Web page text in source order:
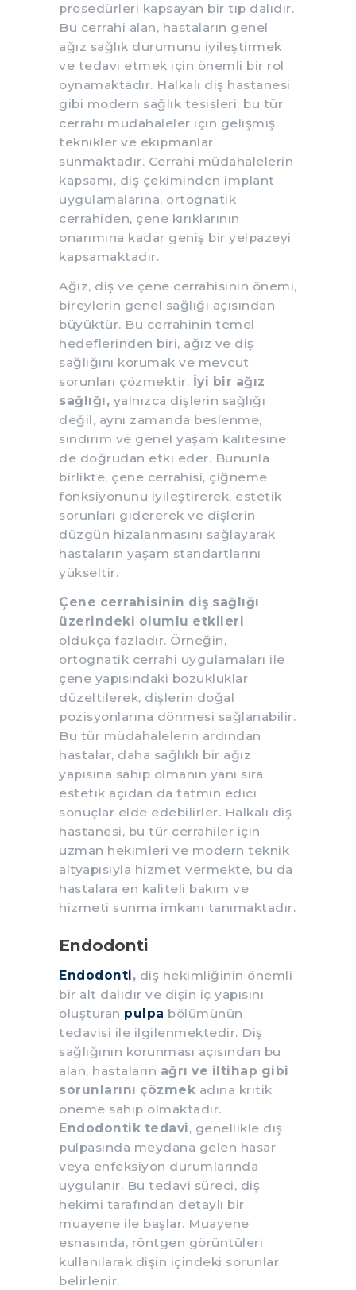
prosedürleri kapsayan bir tıp dalıdır.
Bu cerrahi alan, hastaların genel
ağız sağlık durumunu iyileştirmek
ve tedavi etmek için önemli bir rol
oynamaktadır. Halkalı diş hastanesi
gibi modern sağlık tesisleri, bu tür
cerrahi müdahaleler için gelişmiş
teknikler ve ekipmanlar
sunmaktadır. Cerrahi müdahalelerin
kapsamı, diş çekiminden implant
uygulamalarına, ortognatik
cerrahiden, çene kırıklarının
onarımına kadar geniş bir yelpazeyi
kapsamaktadır.
Ağız, diş ve çene cerrahisinin önemi,
bireylerin genel sağlığı açısından
büyüktür. Bu cerrahinin temel
hedeflerinden biri, ağız ve diş
sağlığını korumak ve mevcut
sorunları çözmektir. İyi bir ağız
sağlığı, yalnızca dişlerin sağlığı
değil, aynı zamanda beslenme,
sindirim ve genel yaşam kalitesine
de doğrudan etki eder. Bununla
birlikte, çene cerrahisi, çiğneme
fonksiyonunu iyileştirerek, estetik
sorunları gidererek ve dişlerin
düzgün hizalanmasını sağlayarak
hastaların yaşam standartlarını
yükseltir.
Çene cerrahisinin diş sağlığı
üzerindeki olumlu etkileri
oldukça fazladır. Örneğin,
ortognatik cerrahi uygulamaları ile
çene yapısındaki bozukluklar
düzeltilerek, dişlerin doğal
pozisyonlarına dönmesi sağlanabilir.
Bu tür müdahalelerin ardından
hastalar, daha sağlıklı bir ağız
yapısına sahip olmanın yanı sıra
estetik açıdan da tatmin edici
sonuçlar elde edebilirler. Halkalı diş
hastanesi, bu tür cerrahiler için
uzman hekimleri ve modern teknik
altyapısıyla hizmet vermekte, bu da
hastalara en kaliteli bakım ve
hizmeti sunma imkanı tanımaktadır.
Endodonti
Endodonti, diş hekimliğinin önemli
bir alt dalıdır ve dişin iç yapısını
oluşturan pulpa bölümünün
tedavisi ile ilgilenmektedir. Diş
sağlığının korunması açısından bu
alan, hastaların ağrı ve iltihap gibi
sorunlarını çözmek adına kritik
öneme sahip olmaktadır.
Endodontik tedavi, genellikle diş
pulpasında meydana gelen hasar
veya enfeksiyon durumlarında
uygulanır. Bu tedavi süreci, diş
hekimi tarafından detaylı bir
muayene ile başlar. Muayene
esnasında, röntgen görüntüleri
kullanılarak dişin içindeki sorunlar
belirlenir.